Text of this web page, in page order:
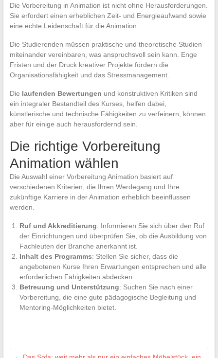
Die Vorbereitung in Animation ist nicht ohne Herausforderungen.
Sie erfordert einen erheblichen Zeit- und Energieaufwand sowie
eine echte Leidenschaft für die Animation.
Die Studierenden müssen praktische und theoretische Studien
miteinander vereinbaren, was anspruchsvoll sein kann. Enge
Fristen und der Druck kreativer Projekte fördern die
Organisationsfähigkeit und das Stressmanagement.
Die laufenden Bewertungen und konstruktiven Kritiken sind
ein integraler Bestandteil des Kurses, helfen dabei,
künstlerische und technische Fähigkeiten zu verfeinern, können
aber für einige auch herausfordernd sein.
Die richtige Vorbereitung
Animation wählen
Die Auswahl einer Vorbereitung Animation basiert auf
verschiedenen Kriterien, die Ihren Werdegang und Ihre
zukünftige Karriere in der Animation erheblich beeinflussen
werden.
Ruf und Akkreditierung: Informieren Sie sich über den Ruf
der Einrichtungen und überprüfen Sie, ob die Ausbildung von
Fachleuten der Branche anerkannt ist.
Inhalt des Programms: Stellen Sie sicher, dass die
angebotenen Kurse Ihren Erwartungen entsprechen und alle
erforderlichen Fähigkeiten abdecken.
Betreuung und Unterstützung: Suchen Sie nach einer
Vorbereitung, die eine gute pädagogische Begleitung und
Mentoring-Möglichkeiten bietet.